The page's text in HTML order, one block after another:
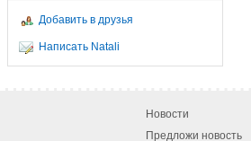
Добавить в друзья
Написать Natali
Новости
Предложи новость